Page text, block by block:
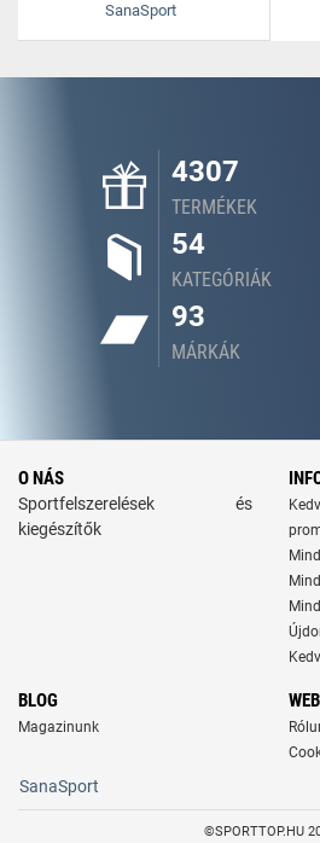
SanaSport
4307
TERMÉKEK
54
KATEGÓRIÁK
93
MÁRKÁK
O NÁS
Sportfelszerelések és
kiegészítők
BLOG
Magazinunk
SanaSport
©SPORTTOP.HU